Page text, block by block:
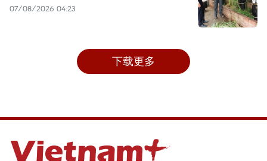
07/08/2026 04:23
下载更多